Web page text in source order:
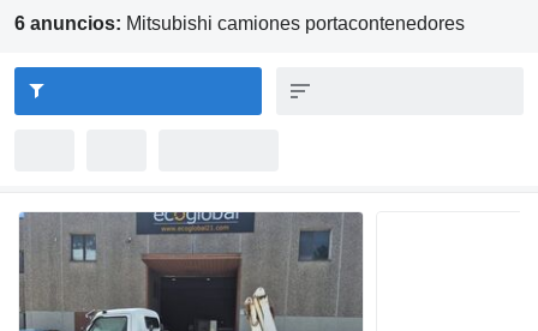
6 anuncios: Mitsubishi camiones portacontenedores